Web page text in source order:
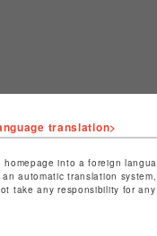
translation>
homepage into a foreign
automatic translation
take any responsibility for